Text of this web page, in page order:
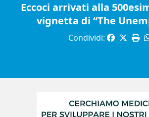
Eccoci arrivati alla
vignetta di “The
Condividi: